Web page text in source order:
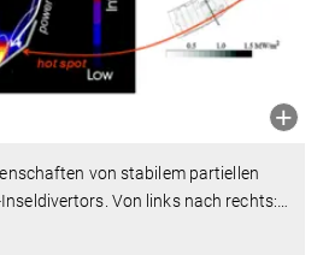
von stabilem partiellen
Von links nach rechts: